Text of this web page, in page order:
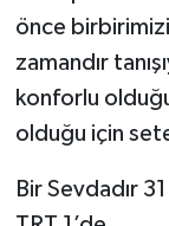
önce birbirimizi
zamandır
konforlu
olduğu için
Bir Sevdadır